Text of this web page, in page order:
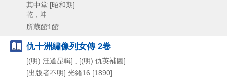
其中堂 [昭和期]
乾 , 坤
所蔵館1館
仇十洲繡像列女傳 2卷
[(明) 汪道昆輯] ; [(明) 仇英補圖]
[出版者不明] 光緒16 [1890]